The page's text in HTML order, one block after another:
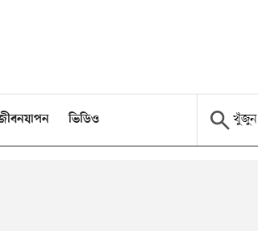
ভিডিও খুঁজুন